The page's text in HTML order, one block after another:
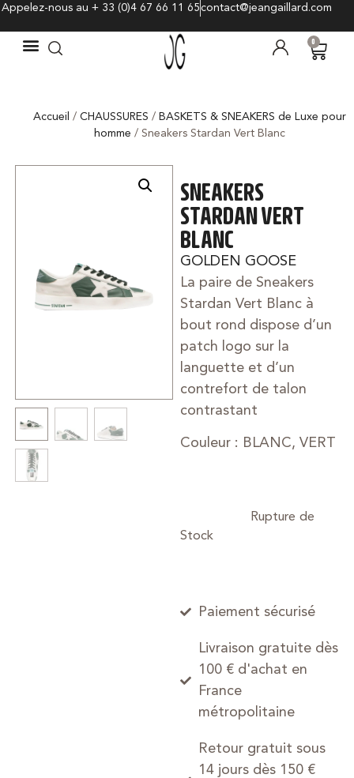
Appelez-nous au + 33 (0)4 67 66 11 65contact@jeangaillard.com
0
Accueil / CHAUSSURES / BASKETS & SNEAKERS de Luxe pour
homme / Sneakers Stardan Vert Blanc
SNEAKERS
STARDAN VERT
BLANC
GOLDEN GOOSE
La paire de Sneakers
Stardan Vert Blanc à
bout rond dispose d’un
patch logo sur la
languette et d’un
contrefort de talon
contrastant
Couleur : BLANC, VERT
Paiement sécurisé
Livraison gratuite dès
100 € d'achat en
France
métropolitaine
Retour gratuit sous
14 jours dès 150 €